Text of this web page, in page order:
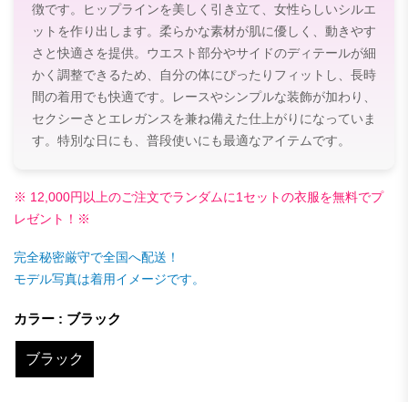
徴です。ヒップラインを美しく引き立て、女性らしいシルエ
ットを作り出します。柔らかな素材が肌に優しく、動きやす
さと快適さを提供。ウエスト部分やサイドのディテールが細
かく調整できるため、自分の体にぴったりフィットし、長時
間の着用でも快適です。レースやシンプルな装飾が加わり、
セクシーさとエレガンスを兼ね備えた仕上がりになっていま
す。特別な日にも、普段使いにも最適なアイテムです。
※ 12,000円以上のご注文でランダムに1セットの衣服を無料でプ
レゼント！※
完全秘密厳守で全国へ配送！
モデル写真は着用イメージです。
カラー : ブラック
ブラック